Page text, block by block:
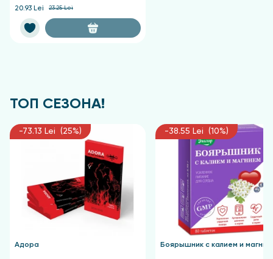
20.93 Lei 23.25 Lei
ТОП СЕЗОНА!
-73.13 Lei (25%)
Адора
-38.55 Lei (10%)
Боярышник с калием и